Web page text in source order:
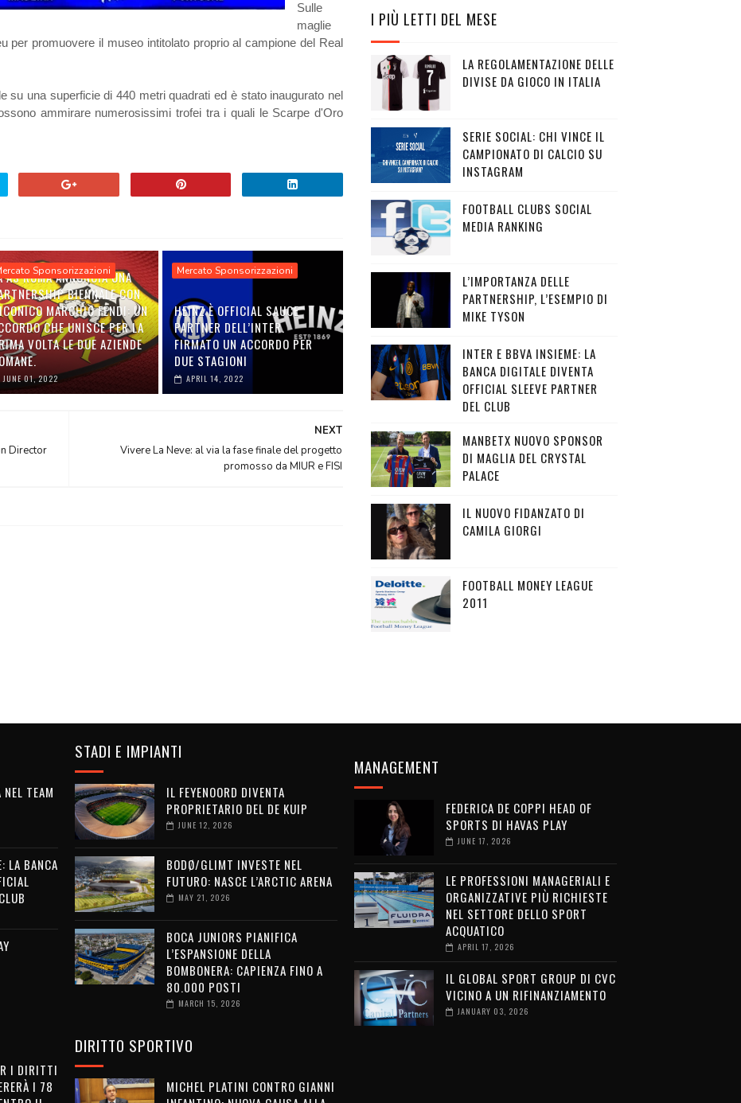
Sulle
maglie
per promuovere il museo intitolato proprio al campione del Real
su una superficie di 440 metri quadrati ed è stato inaugurato nel
ammirare numerosissimi trofei tra i quali le Scarpe d'Oro
Sponsorizzazioni
AS ROMA ANNUNCIA UNA
BIENNALE CON
MARCHIO FENDI: UN
CHE UNISCE PER LA
VOLTA LE DUE AZIENDE
JUNE 01, 2022
Mercato Sponsorizzazioni
HEINZ È OFFICIAL SAUCE
PARTNER DELL’INTER.
FIRMATO UN ACCORDO PER
DUE STAGIONI
APRIL 14, 2022
NEXT
Vivere La Neve: al via la fase finale del progetto
promosso da MIUR e FISI
Director
I PIÙ LETTI DEL MESE
LA REGOLAMENTAZIONE DELLE
DIVISE DA GIOCO IN ITALIA
SERIE SOCIAL: CHI VINCE IL
CAMPIONATO DI CALCIO SU
INSTAGRAM
FOOTBALL CLUBS SOCIAL
MEDIA RANKING
L’IMPORTANZA DELLE
PARTNERSHIP, L’ESEMPIO DI
MIKE TYSON
INTER E BBVA INSIEME: LA
BANCA DIGITALE DIVENTA
OFFICIAL SLEEVE PARTNER
DEL CLUB
MANBETX NUOVO SPONSOR
DI MAGLIA DEL CRYSTAL
PALACE
IL NUOVO FIDANZATO DI
CAMILA GIORGI
FOOTBALL MONEY LEAGUE
2011
TEAM
LA BANCA
I DIRITTI
I 78
STADI E IMPIANTI
IL FEYENOORD DIVENTA
PROPRIETARIO DEL DE KUIP
JUNE 12, 2026
BODØ/GLIMT INVESTE NEL
FUTURO: NASCE L’ARCTIC ARENA
MAY 21, 2026
BOCA JUNIORS PIANIFICA
L’ESPANSIONE DELLA
BOMBONERA: CAPIENZA FINO A
80.000 POSTI
MARCH 15, 2026
DIRITTO SPORTIVO
MICHEL PLATINI CONTRO GIANNI
MANAGEMENT
FEDERICA DE COPPI HEAD OF
SPORTS DI HAVAS PLAY
JUNE 17, 2026
LE PROFESSIONI MANAGERIALI E
ORGANIZZATIVE PIÙ RICHIESTE
NEL SETTORE DELLO SPORT
ACQUATICO
APRIL 17, 2026
IL GLOBAL SPORT GROUP DI CVC
VICINO A UN RIFINANZIAMENTO
JANUARY 03, 2026